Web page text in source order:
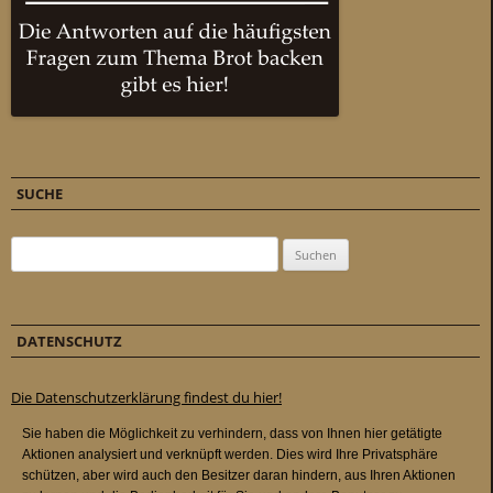
SUCHE
DATENSCHUTZ
Die Datenschutzerklärung findest du hier!